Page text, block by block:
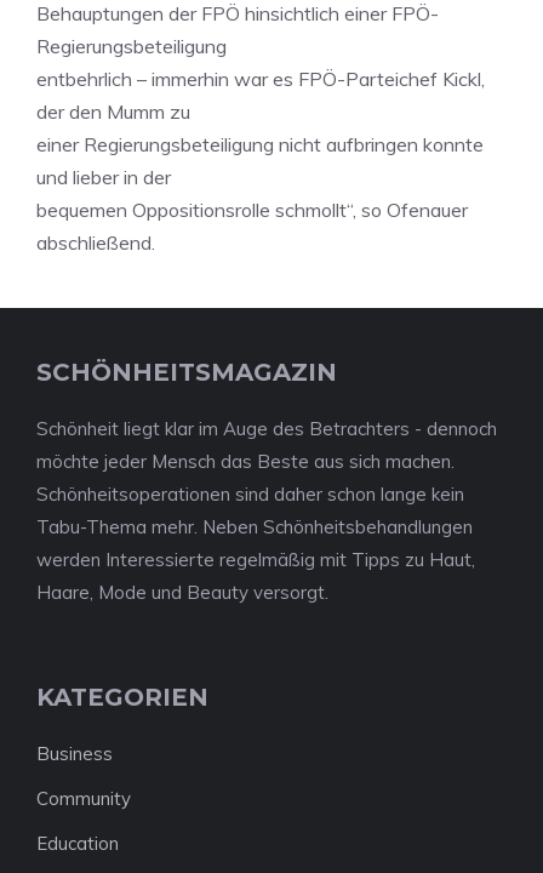
Behauptungen der FPÖ hinsichtlich einer FPÖ-
Regierungsbeteiligung
entbehrlich – immerhin war es FPÖ-Parteichef Kickl,
der den Mumm zu
einer Regierungsbeteiligung nicht aufbringen konnte
und lieber in der
bequemen Oppositionsrolle schmollt“, so Ofenauer
abschließend.
SCHÖNHEITSMAGAZIN
Schönheit liegt klar im Auge des Betrachters - dennoch
möchte jeder Mensch das Beste aus sich machen.
Schönheitsoperationen sind daher schon lange kein
Tabu-Thema mehr. Neben Schönheitsbehandlungen
werden Interessierte regelmäßig mit Tipps zu Haut,
Haare, Mode und Beauty versorgt.
KATEGORIEN
Business
Community
Education